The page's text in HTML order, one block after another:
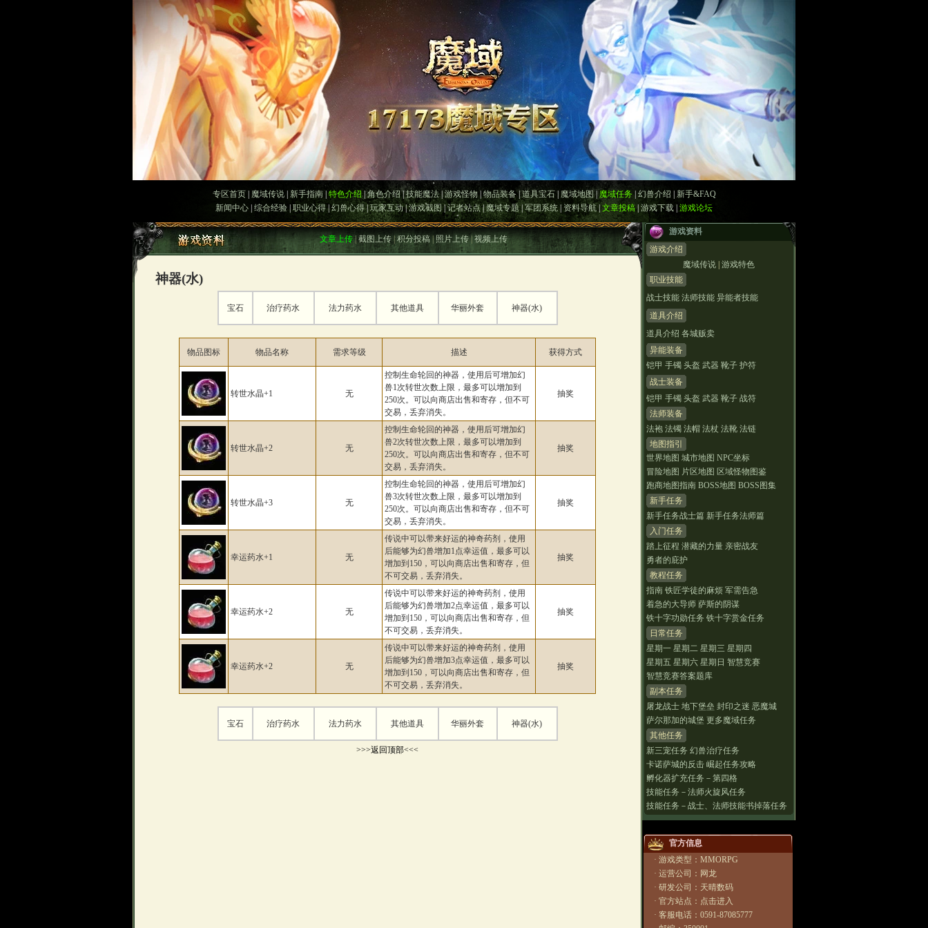
专区首页| 魔域传说| 新手指南| 特色介绍|角色介绍|技能魔法|游戏怪物| 物品装备|道具宝石| 魔域地图| 魔域任务| 幻兽介绍
新手&FAQ
新闻中心 综合经验 |职业心得| 幻兽心得|玩家互动|游戏截图|记者站点|魔域专题|军团系统| 资料导航|文章投稿| 游戏下载 游戏论坛
文章上传| 截图上传|积分投稿 照片上传| 视频上传
神器(水)
宝石 治疗药水 法力药水 其他道具 华丽外套 神器(水)
物品图标 物品名称 需求等级 描述 获得方式
转世水晶+1 无
控制生命轮回的神器，使用后可增加幻
兽1次转世次数上限，最多可以增加到
250次。可以向商店出售和寄存，但不可
交易，丢弃消失。
抽奖
转世水晶+2 无
控制生命轮回的神器，使用后可增加幻
兽2次转世次数上限，最多可以增加到
250次。可以向商店出售和寄存，但不可
交易，丢弃消失。
抽奖
转世水晶+3 无
控制生命轮回的神器，使用后可增加幻
兽3次转世次数上限，最多可以增加到
250次。可以向商店出售和寄存，但不可
交易，丢弃消失。
抽奖
幸运药水+1 无
传说中可以带来好运的神奇药剂，使用
后能够为幻兽增加1点幸运值，最多可以
增加到150，可以向商店出售和寄存，但
不可交易，丢弃消失。
抽奖
幸运药水+2 无
传说中可以带来好运的神奇药剂，使用
后能够为幻兽增加2点幸运值，最多可以
增加到150，可以向商店出售和寄存，但
不可交易，丢弃消失。
抽奖
幸运药水+2 无
传说中可以带来好运的神奇药剂，使用
后能够为幻兽增加3点幸运值，最多可以
增加到150，可以向商店出售和寄存，但
不可交易，丢弃消失。
抽奖
宝石 治疗药水 法力药水 其他道具 华丽外套 神器(水)
>>>返回顶部<<<
游戏资料
游戏介绍
魔域传说 游戏特色
职业技能
战士技能 法师技能 异能者技能
道具介绍
道具介绍 各城贩卖
异能装备
铠甲 手镯 头盔 武器 靴子 护符
战士装备
铠甲 手镯 头盔 武器 靴子 战符
法师装备
法袍 法镯 法帽 法杖 法靴 法链
地图指引
世界地图 城市地图 NPC坐标
冒险地图 片区地图 区域怪物图鉴
跑商地图指南 BOSS地图 BOSS图集
新手任务
新手任务战士篇 新手任务法师篇
入门任务
踏上征程 潜藏的力量 亲密战友
勇者的庇护
教程任务
指南 铁匠学徒的麻烦 军需告急
着急的大导师 萨斯的阴谋
铁十字功勋任务 铁十字赏金任务
日常任务
星期一 星期二 星期三 星期四
星期五 星期六 星期日 智慧竞赛
智慧竞赛答案题库
副本任务
屠龙战士 地下堡垒 封印之迷 恶魔城
萨尔那加的城堡 更多魔域任务
其他任务
新三宠任务 幻兽治疗任务
卡诺萨城的反击 崛起任务攻略
孵化器扩充任务－第四格
技能任务－法师火旋风任务
技能任务－战士、法师技能书掉落任务
官方信息
· 游戏类型：MMORPG
· 运营公司：网龙
· 研发公司：天晴数码
· 官方站点： 点击进入
· 客服电话：0591-87085777